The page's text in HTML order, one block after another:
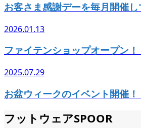
お客さま感謝デーを毎月開催し
2026.01.13
ファイテンショップオープン！
2025.07.29
お盆ウィークのイベント開催！
フットウェアSPOOR